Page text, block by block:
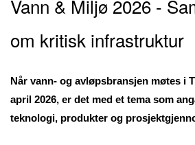
Vann & Miljø 2026 -
om kritisk infrastruktur
Når vann- og avløpsbransjen møtes i
april 2026, er det med et tema som
teknologi, produkter og